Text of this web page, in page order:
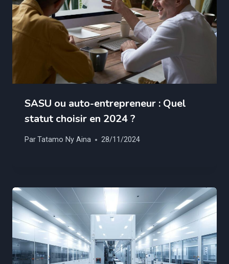
SASU ou auto-entrepreneur : Quel
statut choisir en 2024 ?
ParTatamo Ny Aina 28/11/2024